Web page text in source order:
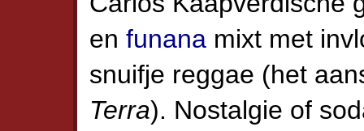
en funana mixt met
snuifje reggae (het
Terra). Nostalgie of